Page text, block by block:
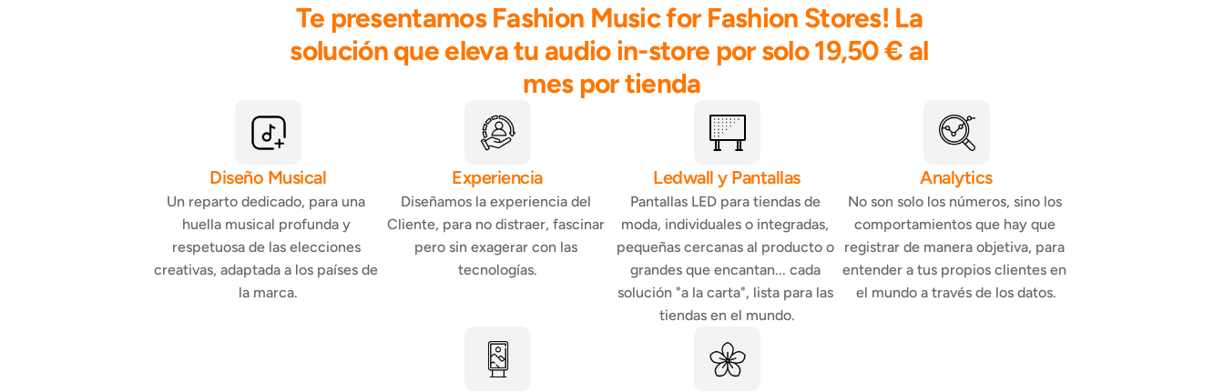
Te presentamos Fashion Music for Fashion Stores! La
solución que eleva tu audio in-store por solo 19,50 € al
mes por tienda
Diseño Musical
Un reparto dedicado, para una
huella musical profunda y
respetuosa de las elecciones
creativas, adaptada a los países de
la marca.
Experiencia
Diseñamos la experiencia del
Cliente, para no distraer, fascinar
pero sin exagerar con las
tecnologías.
Ledwall y Pantallas
Pantallas LED para tiendas de
moda, individuales o integradas,
pequeñas cercanas al producto o
grandes que encantan... cada
solución "a la carta", lista para las
tiendas en el mundo.
Analytics
No son solo los números, sino los
comportamientos que hay que
registrar de manera objetiva, para
entender a tus propios clientes en
el mundo a través de los datos.